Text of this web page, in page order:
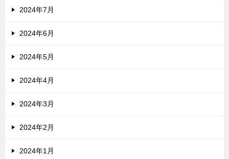
2024年7月
2024年6月
2024年5月
2024年4月
2024年3月
2024年2月
2024年1月